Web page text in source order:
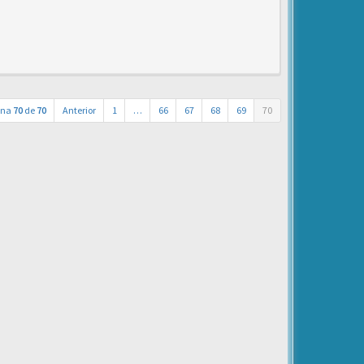
70 de 70 Anterior 1 … 66 67 68 69 70